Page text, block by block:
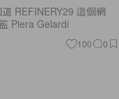
REFINERY29 這個網
Piera Gelardi
100 0